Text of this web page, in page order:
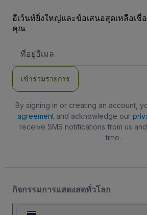
อีเว้นท์ยิ่งใหญ่และข้อเสนอสุดเหลือเชื่
คุณ
อยู่
เข้าร่วมรายการ
By signing in or creating an account,
agreementand acknowledge our
receive SMS notifications from us
time.
กิจกรรมการแสดงสดทั่วโลก